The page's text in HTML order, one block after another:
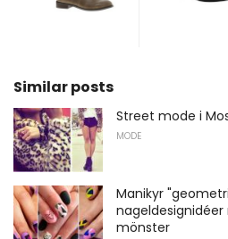
Similar posts
Street mode i
MODE
Manikyr
mönster